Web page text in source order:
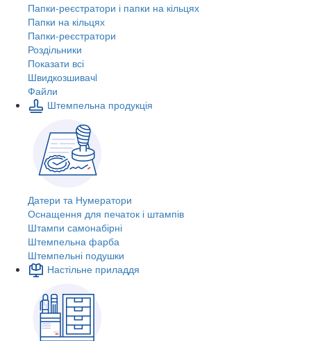
Папки-реєстратори і папки на кільцях
Папки на кільцях
Папки-реєстратори
Роздільники
Показати всі
Швидкозшивачi
Файли
Штемпельна продукція
Датери та Нумератори
Оснащення для печаток і штампів
Штампи самонабірні
Штемпельна фарба
Штемпельні подушки
Настільне приладдя